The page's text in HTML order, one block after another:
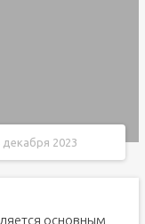
декабря 2023
основным